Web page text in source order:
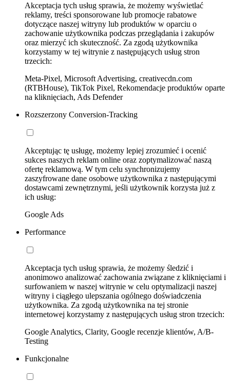
Akceptacja tych usług sprawia, że możemy wyświetlać
reklamy, treści sponsorowane lub promocje rabatowe
dotyczące naszej witryny lub produktów w oparciu o
zachowanie użytkownika podczas przeglądania i zakupów
oraz mierzyć ich skuteczność. Za zgodą użytkownika
korzystamy w tej witrynie z następujących usług stron
trzecich:
Meta-Pixel, Microsoft Advertising, creativecdn.com
(RTBHouse), TikTok Pixel, Rekomendacje produktów oparte
na kliknięciach, Ads Defender
Rozszerzony Conversion-Tracking
Akceptując tę usługę, możemy lepiej zrozumieć i ocenić
sukces naszych reklam online oraz zoptymalizować naszą
ofertę reklamową. W tym celu synchronizujemy
zaszyfrowane dane osobowe użytkownika z następującymi
dostawcami zewnętrznymi, jeśli użytkownik korzysta już z
ich usług:
Google Ads
Performance
Akceptacja tych usług sprawia, że możemy śledzić i
anonimowo analizować zachowania związane z kliknięciami i
surfowaniem w naszej witrynie w celu optymalizacji naszej
witryny i ciągłego ulepszania ogólnego doświadczenia
użytkownika. Za zgodą użytkownika na tej stronie
internetowej korzystamy z następujących usług stron trzecich:
Google Analytics, Clarity, Google recenzje klientów, A/B-
Testing
Funkcjonalne